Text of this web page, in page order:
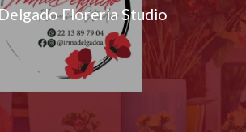
Floreria Studio